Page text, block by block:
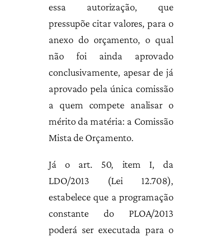
essa autorização, que
pressupõe citar valores, para o
anexo do orçamento, o qual
não foi ainda aprovado
conclusivamente, apesar de já
aprovado pela única comissão
a quem compete analisar o
mérito da matéria: a Comissão
Mista de Orçamento.
Já o art. 50, item I, da
LDO/2013 (Lei 12.708),
estabelece que a programação
constante do PLOA/2013
poderá ser executada para o